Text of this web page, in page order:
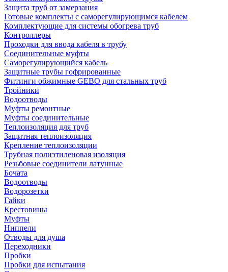
Защита труб от замерзания
Готовые комплекты с саморегулирующимся кабелем
Комплектующие для системы обогрева труб
Контроллеры
Проходки для ввода кабеля в трубу
Соединительные муфты
Саморегулирующийся кабель
Защитные трубы гофрированные
Фитинги обжимные GEBO для стальных труб
Тройники
Водоотводы
Муфты ремонтные
Муфты соединительные
Теплоизоляция для труб
Защитная теплоизоляция
Крепление теплоизоляции
Трубная полиэтиленовая изоляция
Резьбовые соединители латунные
Бочата
Водоотводы
Водорозетки
Гайки
Крестовины
Муфты
Ниппели
Отводы для душа
Переходники
Пробки
Пробки для испытания